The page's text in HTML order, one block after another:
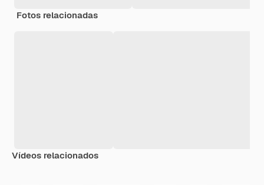
Fotos relacionadas
Vídeos relacionados